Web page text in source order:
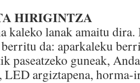
HIRIGINTZA
kaleko lanak amaitu
berritu da: aparkaleku
paseatzeko guneak,
LED argiztapena,